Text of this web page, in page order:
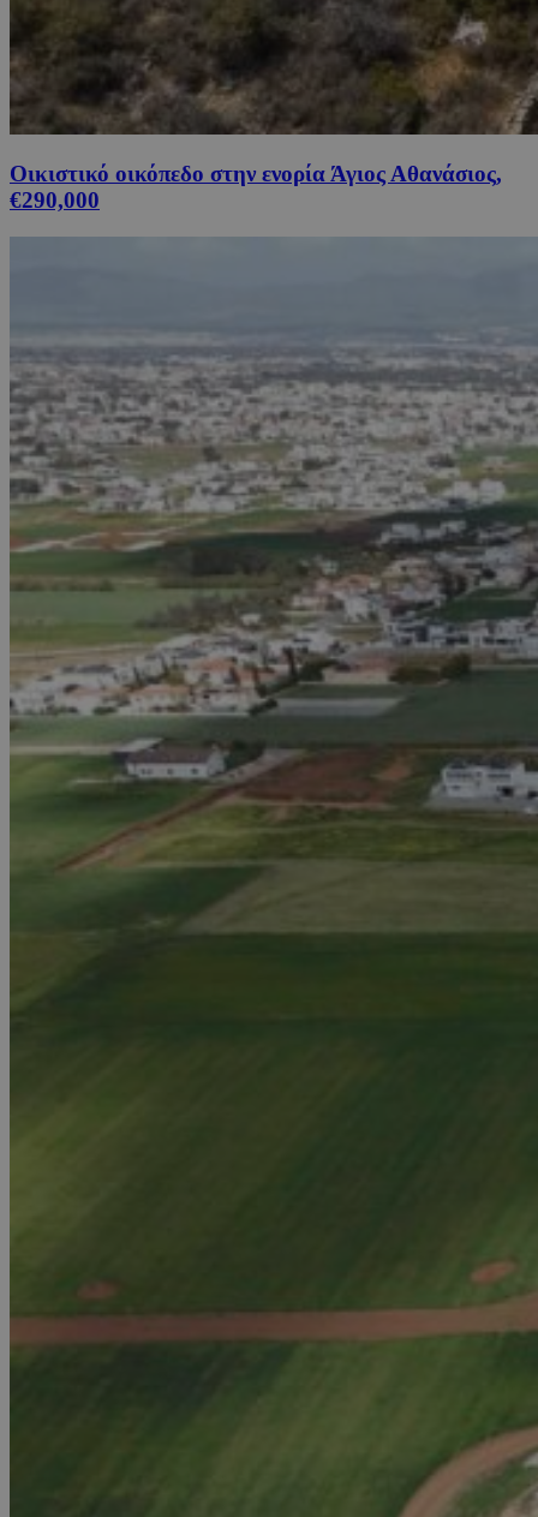
Οικιστικό οικόπεδο στην ενορία Άγιος Αθανάσιος,
€290,000